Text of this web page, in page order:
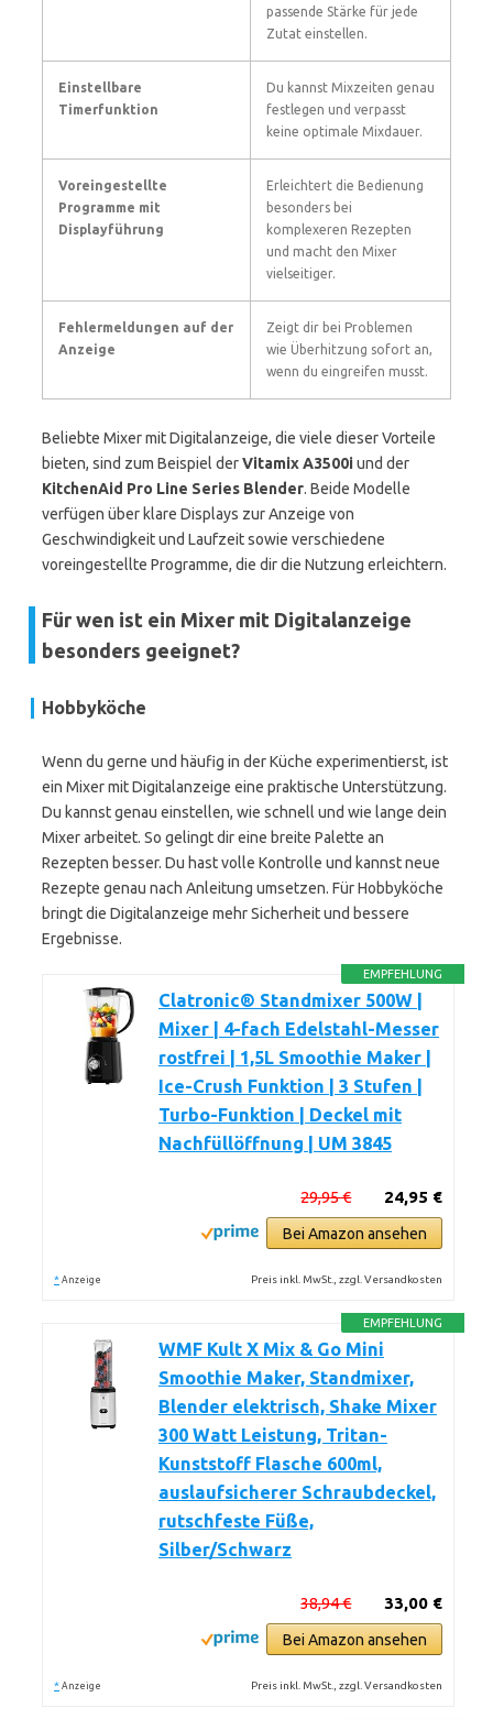
passende Stärke für jede
Zutat einstellen.
Einstellbare
Timerfunktion
Du kannst Mixzeiten genau
festlegen und verpasst
keine optimale Mixdauer.
Voreingestellte
Programme mit
Displayführung
Erleichtert die Bedienung
besonders bei
komplexeren Rezepten
und macht den Mixer
vielseitiger.
Fehlermeldungen auf der
Anzeige
Zeigt dir bei Problemen
wie Überhitzung sofort an,
wenn du eingreifen musst.
Beliebte Mixer mit Digitalanzeige, die viele dieser Vorteile
bieten, sind zum Beispiel derVitamix A3500iund der
KitchenAid Pro Line Series Blender. Beide Modelle
verfügen über klare Displays zur Anzeige von
Geschwindigkeit und Laufzeit sowie verschiedene
voreingestellte Programme, die dir die Nutzung erleichtern.
Für wen ist ein Mixer mit Digitalanzeige
besonders geeignet?
Hobbyköche
Wenn du gerne und häufig in der Küche experimentierst, ist
ein Mixer mit Digitalanzeige eine praktische Unterstützung.
Du kannst genau einstellen, wie schnell und wie lange dein
Mixer arbeitet. So gelingt dir eine breite Palette an
Rezepten besser. Du hast volle Kontrolle und kannst neue
Rezepte genau nach Anleitung umsetzen. Für Hobbyköche
bringt die Digitalanzeige mehr Sicherheit und bessere
Ergebnisse.
EMPFEHLUNG
Clatronic® Standmixer 500W |
Mixer | 4-fach Edelstahl-Messer
rostfrei | 1,5L Smoothie Maker |
Ice-Crush Funktion | 3 Stufen |
Turbo-Funktion | Deckel mit
Nachfüllöffnung | UM 3845
24,95 €
29,95 €
Bei Amazon ansehen
* Anzeige Preis inkl. MwSt., zzgl. Versandkosten
EMPFEHLUNG
WMF Kult X Mix & Go Mini
Smoothie Maker, Standmixer,
Blender elektrisch, Shake Mixer
300 Watt Leistung, Tritan-
Kunststoff Flasche 600ml,
auslaufsicherer Schraubdeckel,
rutschfeste Füße,
Silber/Schwarz
33,00 €
38,94 €
Bei Amazon ansehen
* Anzeige Preis inkl. MwSt., zzgl. Versandkosten